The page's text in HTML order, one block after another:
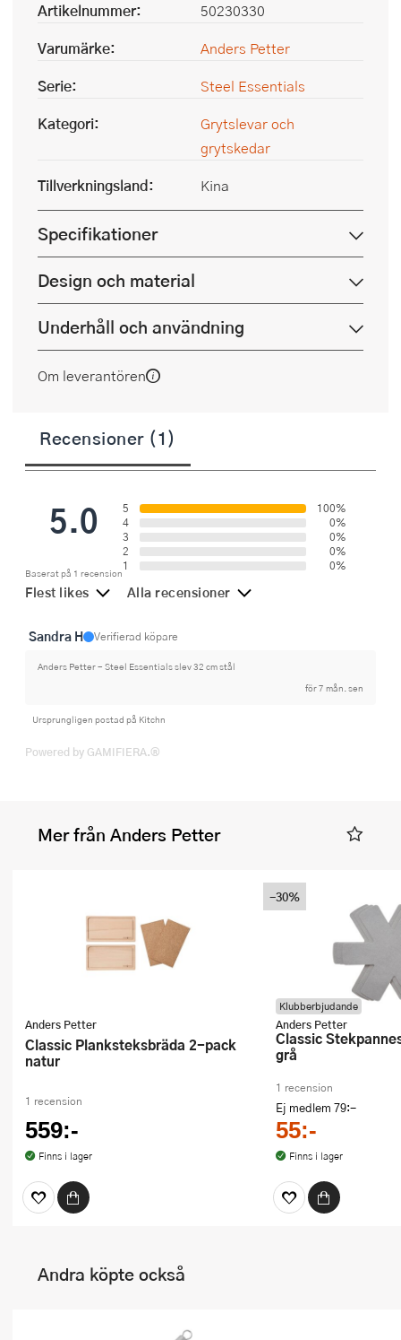
Artikelnummer:
50230330
Varumärke:
Anders Petter
Serie:
Steel Essentials
Kategori:
Grytslevar och
grytskedar
Tillverkningsland:
Kina
Specifikationer
Design och material
Underhåll och användning
Om leverantören
Recensioner (1)
5.0
Baserat på 1 recension
5
100%
4
0%
3
0%
2
0%
1
0%
Flest likes Alla recensioner
Sandra H Verifierad köpare
Anders Petter - Steel Essentials slev 32 cm stål
för 7 mån. sen
Ursprungligen postad på Kitchn
Powered by GAMIFIERA.®
Mer från Anders Petter
Anders Petter
Classic Planksteksbräda 2-pack
natur
1 recension
559:-
Finns i lager
Klubberbjudande
Anders Petter
Classic Stekpanneskydd 3-pack
grå
1 recension
Ej medlem 79:-
55:-
Finns i lager
-30%
Andra köpte också